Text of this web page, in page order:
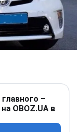
–
OBOZ.UA в